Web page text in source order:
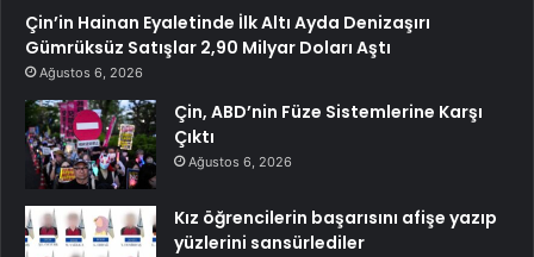
Çin’in Hainan Eyaletinde İlk Altı Ayda Denizaşırı
Gümrüksüz Satışlar 2,90 Milyar Doları Aştı
Ağustos 6, 2026
Çin, ABD’nin Füze Sistemlerine Karşı
Çıktı
Ağustos 6, 2026
Kız öğrencilerin başarısını afişe yazıp
yüzlerini sansürlediler